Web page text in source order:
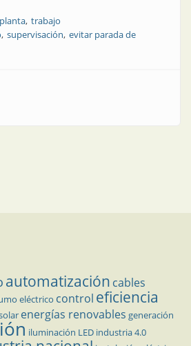
trabajo
supervisación evitar parada de
preventivo o mantenimiento
automatización cables
eléctrico control eficiencia
energías renovables generación
iluminación LED industria 4.0